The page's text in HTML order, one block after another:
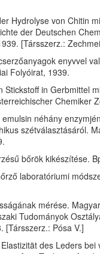
Hydrolyse von Chitin
der Deutschen
[Társszerz.:
enyvvel
Folyóirat, 1939.
Stickstoff in Gerbmittel
Chemiker
néhány
szétválasztásáról.
bőrök kikészítése.
laboratóriumi
mérése.
Tudományok
[Társszerz.: Pósa V.]
des Leders bei